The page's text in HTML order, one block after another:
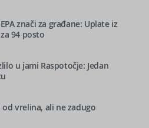
znači za građane: Uplate iz
94 posto
u jami Raspotočje: Jedan
vrelina, ali ne zadugo